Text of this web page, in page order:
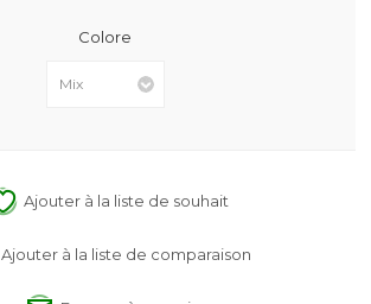
Colore
Ajouter à la liste de souhait
Ajouter à la liste de comparaison